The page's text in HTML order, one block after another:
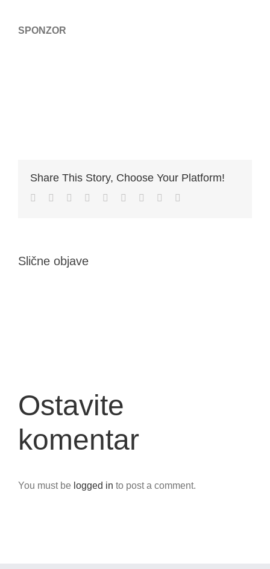
SPONZOR
Share This Story, Choose Your Platform!
Facebook
TwitterLinkedIn
Reddit Whatsapp
TumblrPinterest
Slične objave
Ostavite
komentar
You must be logged in to post a comment.